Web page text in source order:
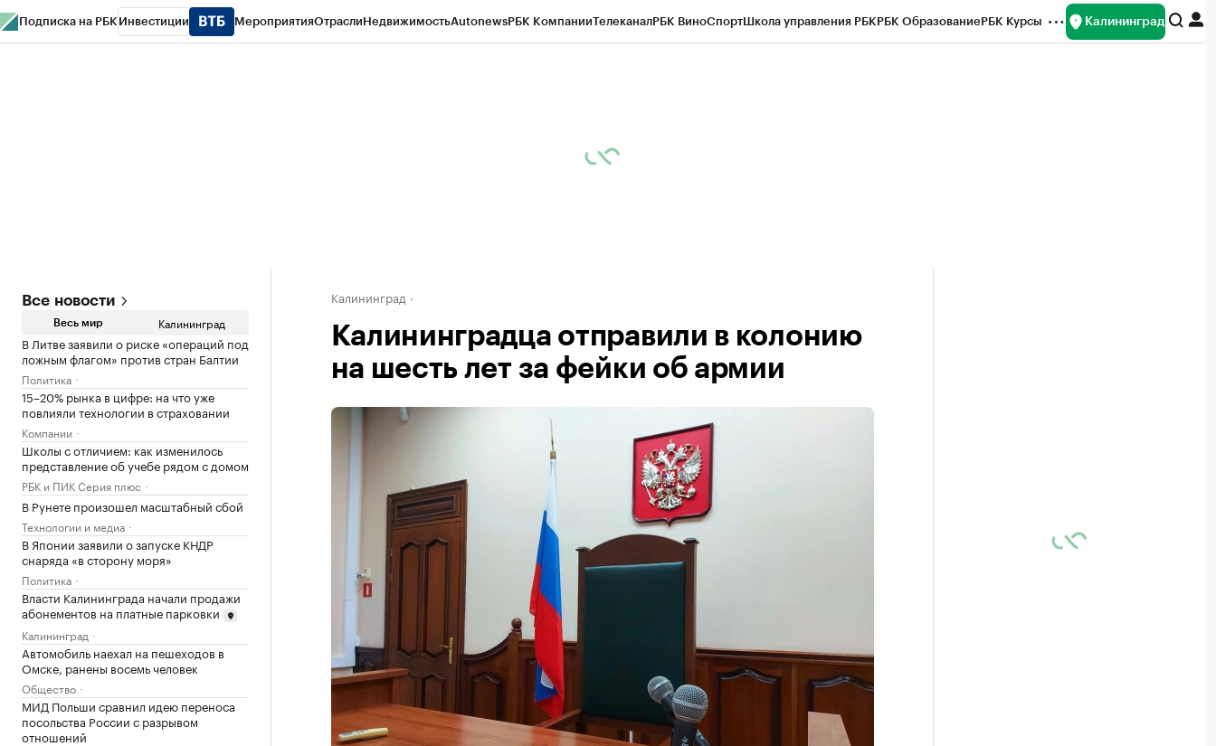
Подписка на РБК Инвестиции МероприятияОтраслиНедвижимостьAutonewsРБК КомпанииТелеканалРБК ВиноСпортШкола управления РБКРБК ОбразованиеРБК Курсы Калининград
Все новости
Весь мир Калининград
В Литве заявили о риске «операций под
ложным флагом» против стран Балтии
Политика
15–20% рынка в цифре: на что уже
повлияли технологии в страховании
Компании
Школы с отличием: как изменилось
представление об учебе рядом с домом
РБК и ПИК Серия плюс
В Рунете произошел масштабный сбой
Технологии и медиа
В Японии заявили о запуске КНДР
снаряда «в сторону моря»
Политика
Власти Калининграда начали продажи
абонементов на платные парковки
Калининград
Автомобиль наехал на пешеходов в
Омске, ранены восемь человек
Общество
МИД Польши сравнил идею переноса
посольства России с разрывом
отношений
Калининград
Калининградца отправили в колонию
на шесть лет за фейки об армии